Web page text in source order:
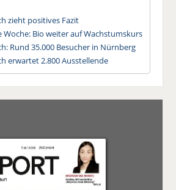
zieht positives Fazit
Woche: Bio weiter auf Wachstumskurs
Rund 35.000 Besucher in Nürnberg
erwartet 2.800 Ausstellende